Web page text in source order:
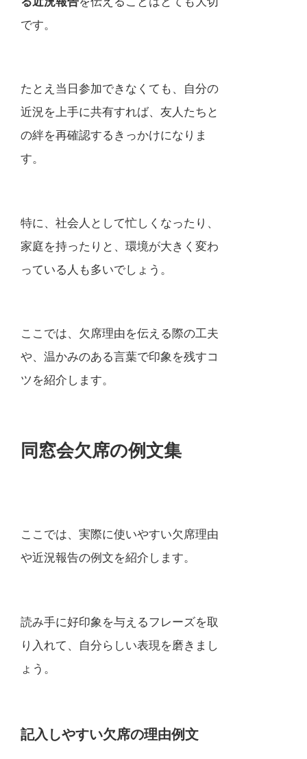
です。
たとえ当日参加できなくても、自分の
近況を上手に共有すれば、友人たちと
の絆を再確認するきっかけになりま
す。
特に、社会人として忙しくなったり、
家庭を持ったりと、環境が大きく変わ
っている人も多いでしょう。
ここでは、欠席理由を伝える際の工夫
や、温かみのある言葉で印象を残すコ
ツを紹介します。
同窓会欠席の例文集
ここでは、実際に使いやすい欠席理由
や近況報告の例文を紹介します。
読み手に好印象を与えるフレーズを取
り入れて、自分らしい表現を磨きまし
ょう。
記入しやすい欠席の理由例文